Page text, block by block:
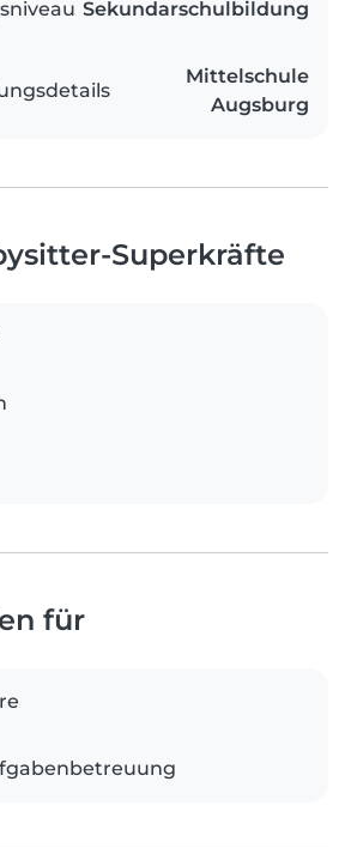
Sekundarschulbildung
Mittelschule
Augsburg
Superkräfte
für